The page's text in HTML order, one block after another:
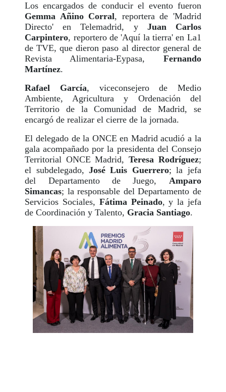
Los encargados de conducir el evento fueron
Gemma Añino Corral, reportera de 'Madrid
Directo' en Telemadrid, y Juan Carlos
Carpintero, reportero de 'Aquí la tierra' en La1
de TVE, que dieron paso al director general de
Revista Alimentaria-Eypasa, Fernando
Martínez.
Rafael García, viceconsejero de Medio
Ambiente, Agricultura y Ordenación del
Territorio de la Comunidad de Madrid, se
encargó de realizar el cierre de la jornada.
El delegado de la ONCE en Madrid acudió a la
gala acompañado por la presidenta del Consejo
Territorial ONCE Madrid,Teresa Rodríguez;
el subdelegado,José Luis Guerrero; la jefa
del Departamento de Juego, Amparo
Simancas; la responsable del Departamento de
Servicios Sociales, Fátima Peinado, y la jefa
de Coordinación y Talento, Gracia Santiago.